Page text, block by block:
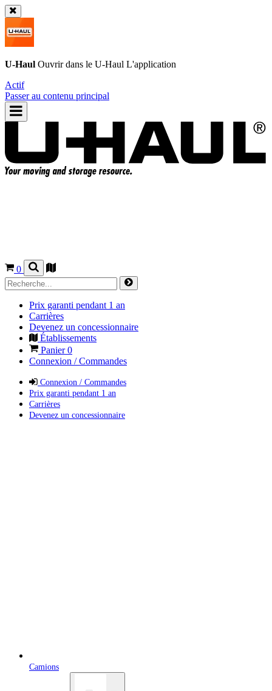
U-Haul Ouvrir dans le U-Haul L'application
Actif
Passer au contenu principal
0
Prix garanti pendant 1 an
Carrières
Devenez un concessionnaire
Établissements
Panier0
Connexion / Commandes
Connexion / Commandes
Prix garanti pendant 1 an
Carrières
Devenez un concessionnaire
Camions